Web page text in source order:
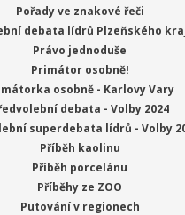
Pořady ve znakové řeči
debata lídrů Plzeňského
Právo jednoduše
Primátor osobně!
osobně - Karlovy Vary
debata - Volby 2024
superdebata lídrů - Volby
Příběh kaolinu
Příběh porcelánu
Příběhy ze ZOO
Putování v regionech